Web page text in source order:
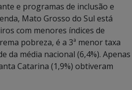
e programas de inclusão e
Mato Grosso do Sul está
com menores índices de
pobreza, é a 3ª menor taxa
da média nacional (6,4%). Apenas
Catarina (1,9%) obtiveram